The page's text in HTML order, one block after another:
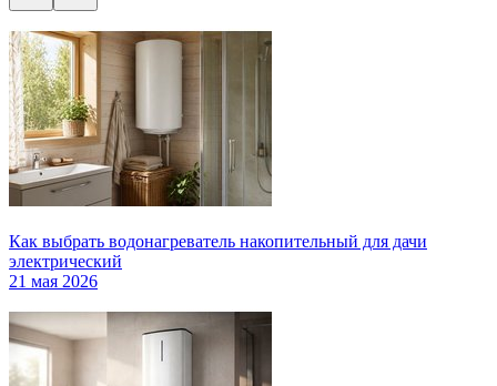
Как выбрать водонагреватель накопительный для дачи
электрический
21 мая 2026